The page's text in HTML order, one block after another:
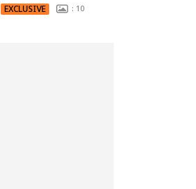
EXCLUSIVE : 10